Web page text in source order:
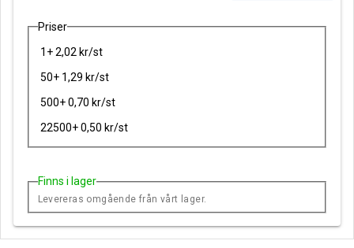
Priser
1+ 2,02 kr/st
50+ 1,29 kr/st
500+ 0,70 kr/st
22500+ 0,50 kr/st
Finns i lager
Levereras omgående från vårt lager.